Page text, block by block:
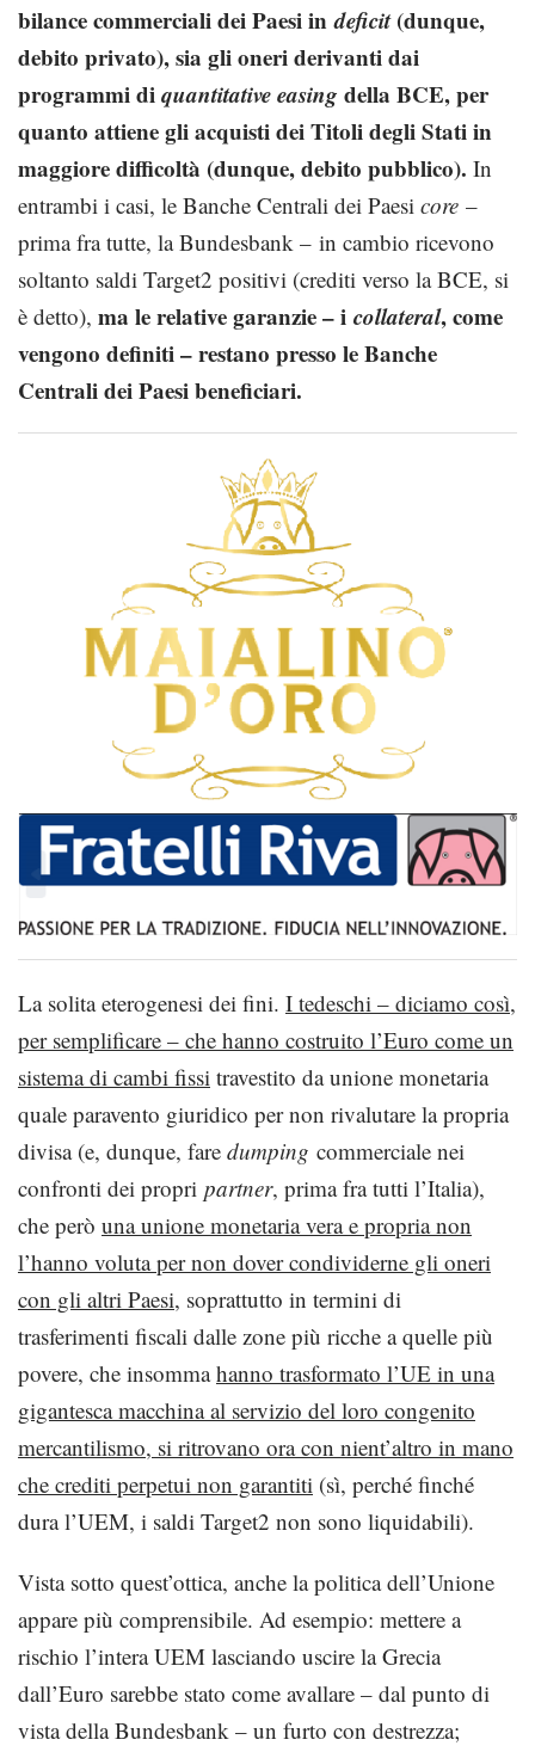
bilance commerciali dei Paesi indeficit(dunque,
debito privato), sia gli oneri derivanti dai
programmi diquantitative easing della BCE, per
quanto attiene gli acquisti dei Titoli degli Stati in
maggiore difficoltà (dunque, debito pubblico). In
entrambi i casi, le Banche Centrali dei Paesi core –
prima fra tutte, la Bundesbank – in cambio ricevono
soltanto saldi Target2 positivi (crediti verso la BCE, si
è detto), ma le relative garanzie – i collateral, come
vengono definiti – restano presso le Banche
Centrali dei Paesi beneficiari.
La solita eterogenesi dei fini. I tedeschi – diciamo così,
per semplificare – che hanno costruito l’Euro come un
sistema di cambi fissi travestito da unione monetaria
quale paravento giuridico per non rivalutare la propria
divisa (e, dunque, fare dumping commerciale nei
confronti dei propri partner, prima fra tutti l’Italia),
che però una unione monetaria vera e propria non
l’hanno voluta per non dover condividerne gli oneri
con gli altri Paesi, soprattutto in termini di
trasferimenti fiscali dalle zone più ricche a quelle più
povere, che insommahanno trasformato l’UE in una
gigantesca macchina al servizio del loro congenito
mercantilismo, si ritrovano ora con nient’altro in mano
che crediti perpetui non garantiti (sì, perché finché
dura l’UEM, i saldi Target2 non sono liquidabili).
Vista sotto quest’ottica, anche la politica dell’Unione
appare più comprensibile. Ad esempio: mettere a
rischio l’intera UEM lasciando uscire la Grecia
dall’Euro sarebbe stato come avallare – dal punto di
vista della Bundesbank – un furto con destrezza;